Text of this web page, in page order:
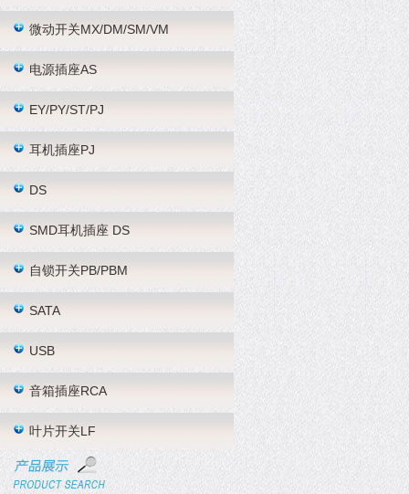
微动开关MX/DM/SM/VM
电源插座AS
EY/PY/ST/PJ
耳机插座PJ
DS
SMD耳机插座 DS
自锁开关PB/PBM
SATA
USB
音箱插座RCA
叶片开关LF